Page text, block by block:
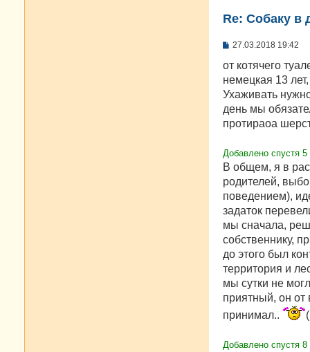
Re: Собаку в
С
о
щ
е
и
е
27.03.2018 19:42
от котячего
немецкая 13
Ухаживать
день мы
протираоа
Добавлено спустя
В общем, я в
родителей,
поведением),
задаток
мы сначала,
собственнику,
до этого был
территория и
мы сутки не
приятный, он от
принимал..
(
Добавлено спустя